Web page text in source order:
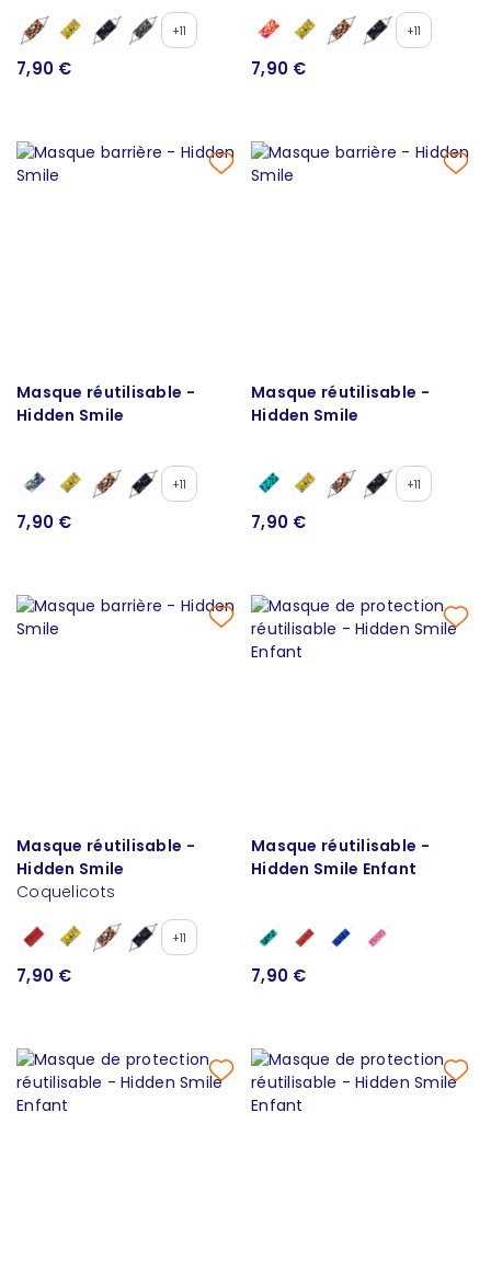
+11
7,90 €
+11
7,90 €
Masque réutilisable -
Hidden Smile
+11
7,90 €
Masque réutilisable -
Hidden Smile
+11
7,90 €
Masque réutilisable -
Hidden Smile
Coquelicots
+11
7,90 €
Masque réutilisable -
Hidden Smile Enfant
7,90 €